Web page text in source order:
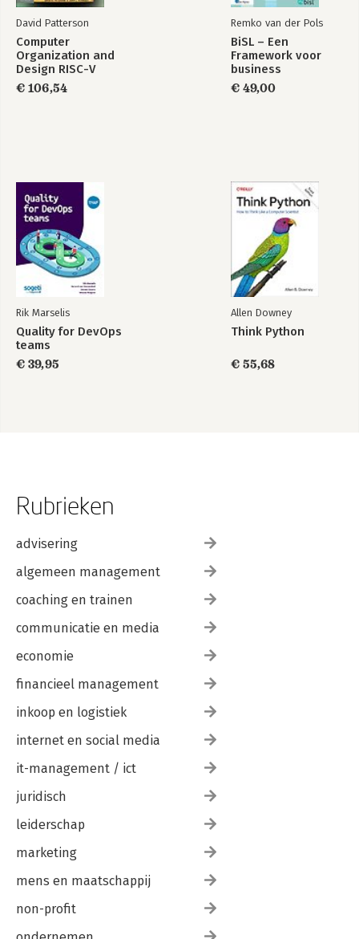
David Patterson
Computer
Organization and
Design RISC-V
Edition
€ 106,54
Remko van der Pols
BiSL – Een
Framework voor
business
€ 49,00
Rik Marselis
Quality for DevOps
teams
€ 39,95
Allen Downey
Think Python
€ 55,68
Rubrieken
advisering
algemeen management
coaching en trainen
communicatie en media
economie
financieel management
inkoop en logistiek
internet en social media
it-management / ict
juridisch
leiderschap
marketing
mens en maatschappij
non-profit